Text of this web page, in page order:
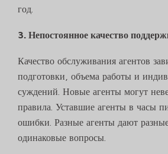
год.
3. Непостоянное качество
Качество обслуживания агентов
подготовки, объема работы и
суждений. Новые агенты могут
правила. Уставшие агенты в часы
ошибки. Разные агенты дают
одинаковые вопросы.